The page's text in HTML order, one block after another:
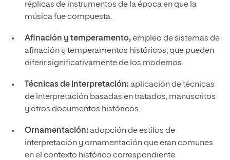
réplicas de instrumentos de la época en que la
música fue compuesta.
Afinación y temperamento,empleo de sistemas de
afinación y temperamentos históricos, que pueden
diferir significativamente de los modernos.
Técnicas de interpretación: aplicación de técnicas
de interpretación basadas en tratados, manuscritos
y otros documentos históricos.
Ornamentación: adopción de estilos de
interpretación y ornamentación que eran comunes
en el contexto histórico correspondiente.